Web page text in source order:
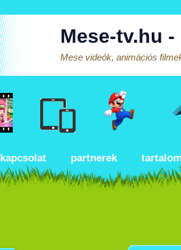
Mese-tv.hu
Mese videók, animációs
kapcsolat partnerek